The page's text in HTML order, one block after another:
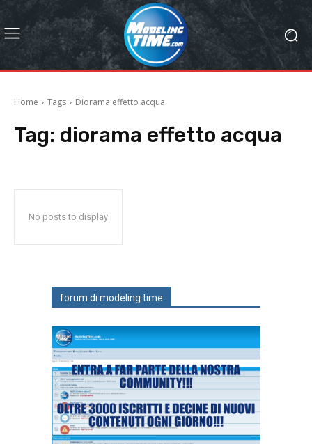
Home Tags Diorama effetto acqua
Tag: diorama effetto acqua
No posts to display
forum di modeling time